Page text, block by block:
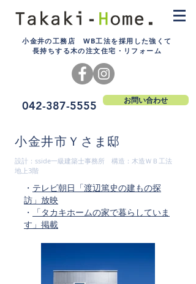
小金井の工務店 WB工法を採用した強くて
長持ちする木の注文住宅・リフォーム
042-387-5555 お問い合わせ
小金井市Ｙさま邸
設計：sside一級建築士事務所 構造：木造ＷＢ工法
地上3階
・ テレビ朝日「渡辺篤史の建もの探
訪」放映
・
「タカキホームの家で暮らしていま
す」掲載